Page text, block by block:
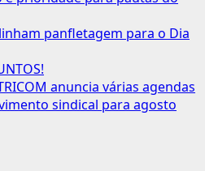
panfletagem para o Dia
anuncia várias agendas
sindical para agosto